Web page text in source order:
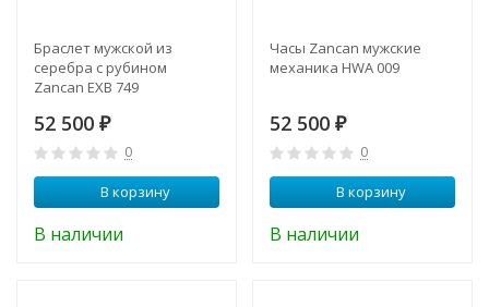
Браслет мужской из
серебра с рубином
Zancan EXB 749
52 500 ₽
0
В корзину
В наличии
Часы Zancan мужские
механика HWA 009
52 500 ₽
0
В корзину
В наличии